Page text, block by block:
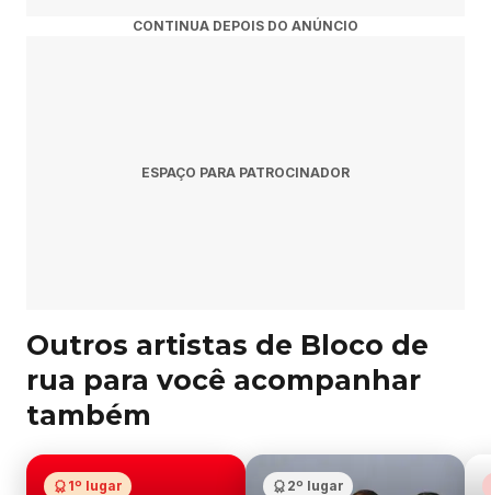
CONTINUA DEPOIS DO ANÚNCIO
ESPAÇO PARA PATROCINADOR
Outros artistas de Bloco de
rua para você acompanhar
também
1º lugar 2º lugar